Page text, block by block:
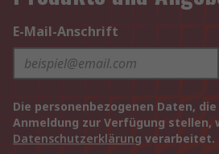
E-Mail-Anschrift
Die personenbezogenen Daten, die
Anmeldung zur Verfügung stellen,
Datenschutzerklärung verarbeitet.